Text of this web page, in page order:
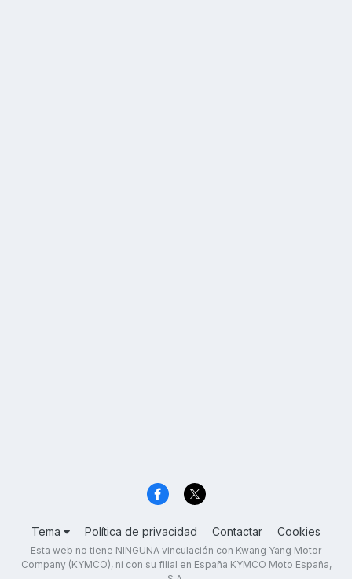
Tema Política de privacidad Contactar Cookies
Esta web no tiene NINGUNA vinculación con Kwang Yang Motor
Company (KYMCO), ni con su filial en España KYMCO Moto España,